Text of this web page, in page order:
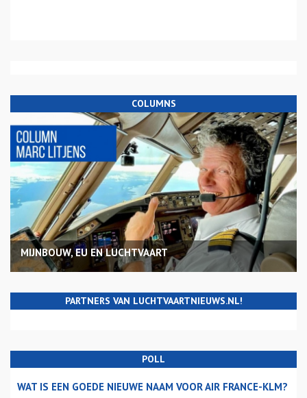
COLUMNS
MIJNBOUW, EU EN LUCHTVAART
PARTNERS VAN LUCHTVAARTNIEUWS.NL!
POLL
WAT IS EEN GOEDE NIEUWE NAAM VOOR AIR FRANCE-KLM?